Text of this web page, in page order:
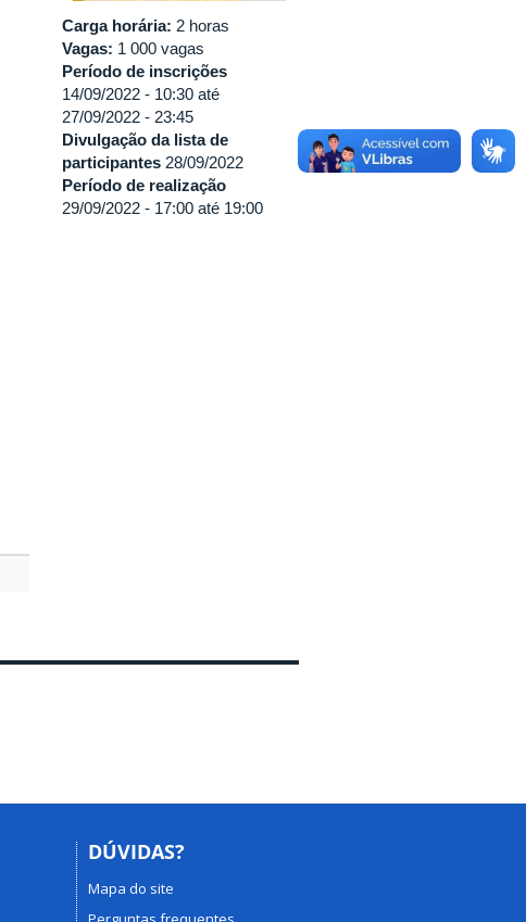
Carga horária: 2 horas
Vagas: 1 000 vagas
Período de inscrições
14/09/2022 - 10:30 até
27/09/2022 - 23:45
Divulgação da lista de
participantes 28/09/2022
Período de realização
29/09/2022 - 17:00 até 19:00
DÚVIDAS?
Mapa do site